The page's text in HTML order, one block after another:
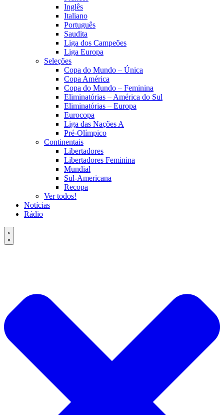
Inglês
Italiano
Português
Saudita
Liga dos Campeões
Liga Europa
Seleções
Copa do Mundo – Única
Copa América
Copa do Mundo – Feminina
Eliminatórias – América do Sul
Eliminatórias – Europa
Eurocopa
Liga das Nações A
Pré-Olímpico
Continentais
Libertadores
Libertadores Feminina
Mundial
Sul-Americana
Recopa
Ver todos!
Notícias
Rádio